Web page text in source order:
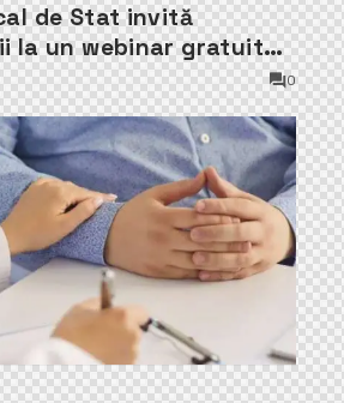
de Stat invită
la un webinar gratuit
impozitului pe
0